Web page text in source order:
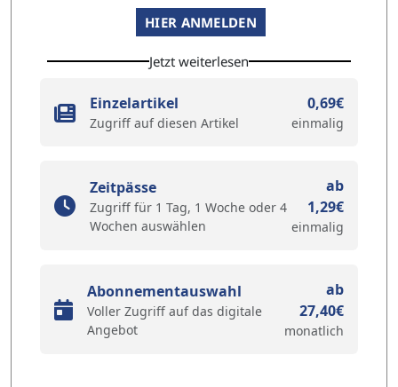
HIER ANMELDEN
Jetzt weiterlesen
Einzelartikel
Zugriff auf diesen Artikel
0,69€
einmalig
Zeitpässe
Zugriff für 1 Tag, 1 Woche oder 4
Wochen auswählen
ab
1,29€
einmalig
Abonnementauswahl
Voller Zugriff auf das digitale
Angebot
ab
27,40€
monatlich